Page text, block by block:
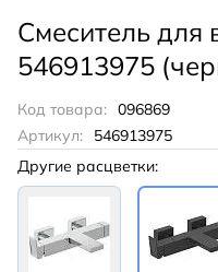
Смеситель для
546913975
Код товара: 096869
Артикул:
546913975
Другие расцветки: